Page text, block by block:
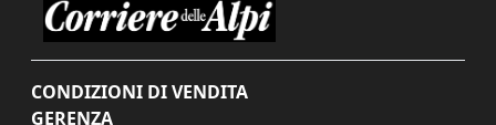
CONDIZIONI DI VENDITA
GERENZA